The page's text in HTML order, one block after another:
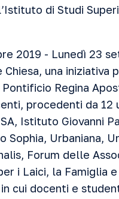
di Studi
2019 - Lunedì 23
Chiesa, una
Pontificio Regina
procedenti da 12
Istituto Giovanni
Sophia, Urbaniana,
Forum delle
i Laici, la Famiglia
cui docenti e